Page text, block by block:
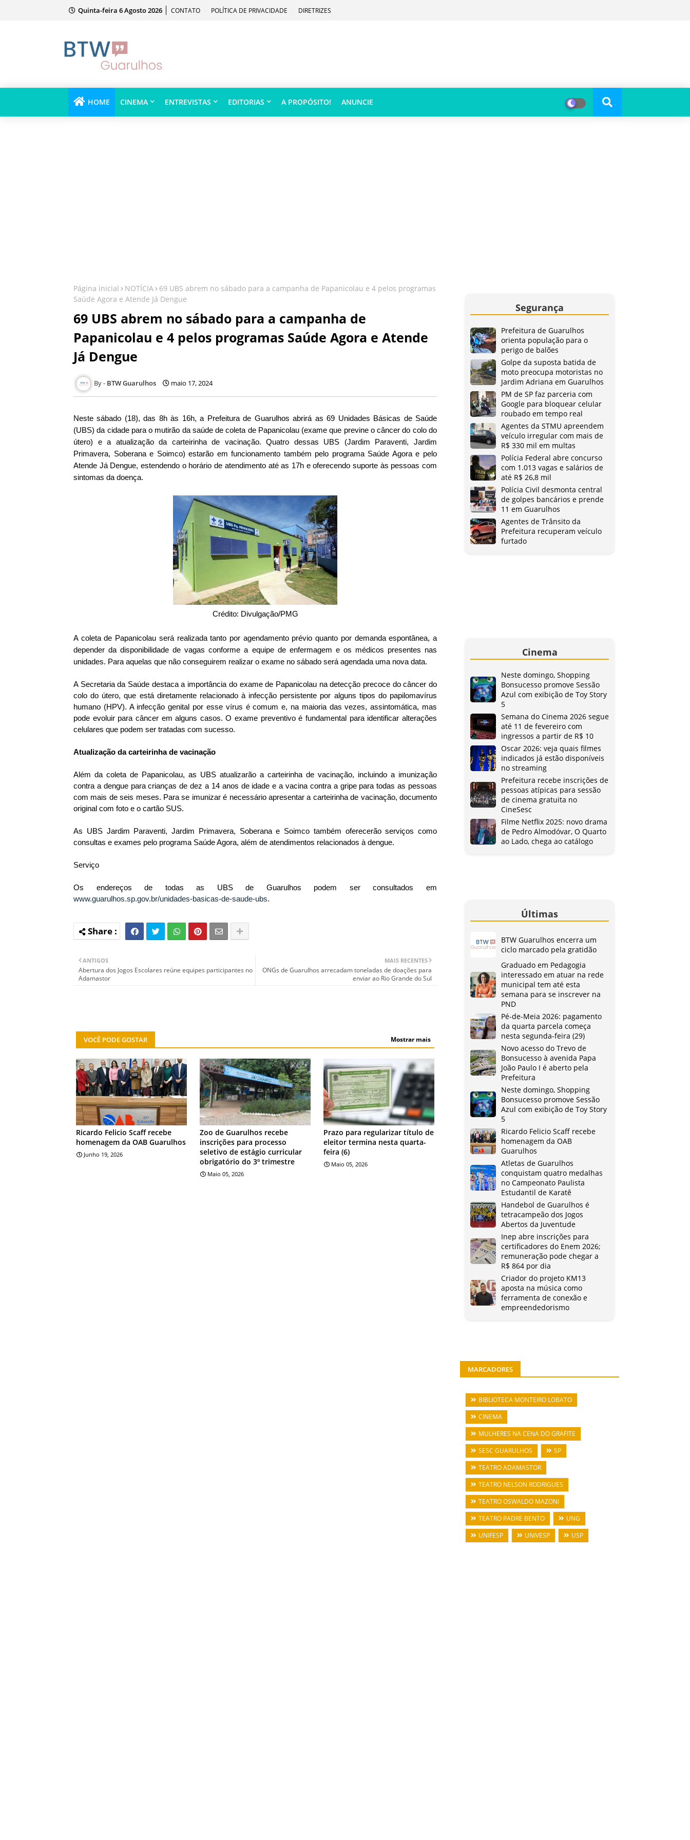
Quinta-feira 6 Agosto 2026 CONTATO POLÍTICA DE PRIVACIDADE DIRETRIZES
HOME CINEMA ENTREVISTAS EDITORIAS A PROPÓSITO! ANUNCIE
Página inicial NOTÍCIA
69 UBS abrem no sábado para a campanha de Papanicolau e 4 pelos programas
Saúde Agora e Atende Já Dengue
69 UBS abrem no sábado para a campanha de
Papanicolau e 4 pelos programas Saúde Agora e Atende
Já Dengue
BTW Guarulhos maio 17, 2024
Neste sábado (18), das 8h às 16h, a Prefeitura de Guarulhos abrirá as 69 Unidades Básicas de Saúde
(UBS) da cidade para o mutirão da saúde de coleta de Papanicolau (exame que previne o câncer do colo do
útero) e a atualização da carteirinha de vacinação. Quatro dessas UBS (Jardim Paraventi, Jardim
Primavera, Soberana e Soimco) estarão em funcionamento também pelo programa Saúde Agora e pelo
Atende Já Dengue, estendendo o horário de atendimento até as 17h e oferecendo suporte às pessoas com
sintomas da doença.
Crédito: Divulgação/PMG
A coleta de Papanicolau será realizada tanto por agendamento prévio quanto por demanda espontânea, a
depender da disponibilidade de vagas conforme a equipe de enfermagem e os médicos presentes nas
unidades. Para aquelas que não conseguirem realizar o exame no sábado será agendada uma nova data.
A Secretaria da Saúde destaca a importância do exame de Papanicolau na detecção precoce do câncer do
colo do útero, que está diretamente relacionado à infecção persistente por alguns tipos do papilomavírus
humano (HPV). A infecção genital por esse vírus é comum e, na maioria das vezes, assintomática, mas
pode evoluir para câncer em alguns casos. O exame preventivo é fundamental para identificar alterações
celulares que podem ser tratadas com sucesso.
Atualização da carteirinha de vacinação
Além da coleta de Papanicolau, as UBS atualizarão a carteirinha de vacinação, incluindo a imunização
contra a dengue para crianças de dez a 14 anos de idade e a vacina contra a gripe para todas as pessoas
com mais de seis meses. Para se imunizar é necessário apresentar a carteirinha de vacinação, documento
original com foto e o cartão SUS.
As UBS Jardim Paraventi, Jardim Primavera, Soberana e Soimco também oferecerão serviços como
consultas e exames pelo programa Saúde Agora, além de atendimentos relacionados à dengue.
Serviço
Os endereços de todas as UBS de Guarulhos podem ser consultados em
www.guarulhos.sp.gov.br/unidades-basicas-de-saude-ubs.
MAIS RECENTES
ONGs de Guarulhos arrecadam toneladas de doações para
enviar ao Rio Grande do Sul
ANTIGOS
Abertura dos Jogos Escolares reúne equipes participantes no
Adamastor
VOCÊ PODE GOSTAR Mostrar mais
NOTÍCIA
Ricardo Felicio Scaff recebe
homenagem da OAB Guarulhos
Junho 19, 2026
NOTÍCIA
Zoo de Guarulhos recebe
inscrições para processo
seletivo de estágio curricular
obrigatório do 3º trimestre
Maio 05, 2026
NOTÍCIA
Prazo para regularizar título de
eleitor termina nesta quarta-
feira (6)
Maio 05, 2026
Segurança
Prefeitura de Guarulhos
orienta população para o
perigo de balões
Golpe da suposta batida de
moto preocupa motoristas no
Jardim Adriana em Guarulhos
PM de SP faz parceria com
Google para bloquear celular
roubado em tempo real
Agentes da STMU apreendem
veículo irregular com mais de
R$ 330 mil em multas
Polícia Federal abre concurso
com 1.013 vagas e salários de
até R$ 26,8 mil
Polícia Civil desmonta central
de golpes bancários e prende
11 em Guarulhos
Agentes de Trânsito da
Prefeitura recuperam veículo
furtado
Cinema
Neste domingo, Shopping
Bonsucesso promove Sessão
Azul com exibição de Toy Story
5
Semana do Cinema 2026 segue
até 11 de fevereiro com
ingressos a partir de R$ 10
Oscar 2026: veja quais filmes
indicados já estão disponíveis
no streaming
Prefeitura recebe inscrições de
pessoas atípicas para sessão
de cinema gratuita no
CineSesc
Filme Netflix 2025: novo drama
de Pedro Almodóvar, O Quarto
ao Lado, chega ao catálogo
Últimas
BTW Guarulhos encerra um
ciclo marcado pela gratidão
Graduado em Pedagogia
interessado em atuar na rede
municipal tem até esta
semana para se inscrever na
PND
Pé-de-Meia 2026: pagamento
da quarta parcela começa
nesta segunda-feira (29)
Novo acesso do Trevo de
Bonsucesso à avenida Papa
João Paulo I é aberto pela
Prefeitura
Neste domingo, Shopping
Bonsucesso promove Sessão
Azul com exibição de Toy Story
5
Ricardo Felicio Scaff recebe
homenagem da OAB
Guarulhos
Atletas de Guarulhos
conquistam quatro medalhas
no Campeonato Paulista
Estudantil de Karatê
Handebol de Guarulhos é
tetracampeão dos Jogos
Abertos da Juventude
Inep abre inscrições para
certificadores do Enem 2026;
remuneração pode chegar a
R$ 864 por dia
Criador do projeto KM13
aposta na música como
ferramenta de conexão e
empreendedorismo
MARCADORES
BIBLIOTECA MONTEIRO LOBATO
CINEMA
MULHERES NA CENA DO GRAFITE
SESC GUARULHOS
SP
TEATRO ADAMASTOR
TEATRO NELSON RODRIGUES
TEATRO OSWALDO MAZONI
TEATRO PADRE BENTO
UNG
UNIFESP
UNIVESP USP